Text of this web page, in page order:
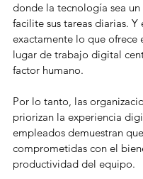
donde la tecnología sea
facilite sus tareas diarias. Y
exactamente lo que ofrece
lugar de trabajo digital
factor humano.
Por lo tanto, las
priorizan la experiencia
empleados demuestran
comprometidas con el
productividad del equipo.